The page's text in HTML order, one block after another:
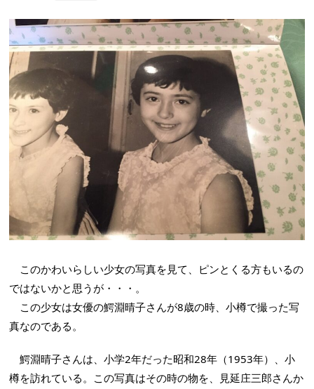
このかわいらしい少女の写真を見て、ピンとくる方もいるの
ではないかと思うが・・・。
この少女は女優の鰐淵晴子さんが8歳の時、小樽で撮った写
真なのである。
鰐淵晴子さんは、小学2年だった昭和28年（1953年）、小
樽を訪れている。この写真はその時の物を、見延庄三郎さんか